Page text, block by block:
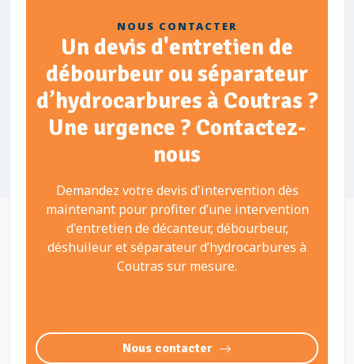
NOUS CONTACTER
Un devis d'entretien de
débourbeur ou séparateur
d’hydrocarbures à Coutras ?
Une urgence ? Contactez-
nous
Demandez votre devis d'intervention dès
maintenant pour profiter d’une intervention
d'entretien de décanteur, débourbeur,
déshuileur et séparateur d’hydrocarbures à
Coutras sur mesure.
Nous contacter